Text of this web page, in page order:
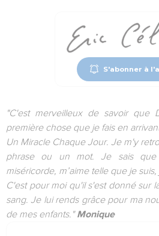
S'abonner à
"C'est merveilleux de savoir que
première chose que je fais en
Un Miracle Chaque Jour. Je m'y
phrase ou un mot. Je sais que
miséricorde, m’aime telle que je
C'est pour moi qu'il s'est donné sur
sang. Je lui rends grâce pour ma
de mes enfants."Monique